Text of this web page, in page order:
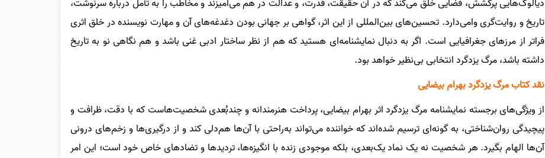
دیالوگ‌هایی پرکشش، فضایی خلق می‌کند که در آن حقیقت، قدرت، و عدالت در هم می‌آمیزند و مخاطب را به تأمل درباره سرنوشت،
تاریخ و روایت‌گری وا‌می‌دارد. تحسین‌های بین‌المللی از این اثر، گواهی بر جهانی بودن دغدغه‌های آن و مهارت نویسنده در خلق اثری
فراتر از مرزهای جغرافیایی است. اگر به دنبال نمایشنامه‌ای هستید که هم از نظر ساختار ادبی غنی باشد و هم نگاهی نو به تاریخ
داشته باشد، مرگ یزدگرد انتخابی بی‌نظیر خواهد بود.
نقد کتاب مرگ یزدگرد بهرام بیضایی
از ویژگی‌های برجسته نمایشنامه مرگ یزدگرد اثر بهرام بیضایی، پرداخت هنرمندانه و چندبُعدی شخصیت‌هاست که با دقت، ظرافت و
پیچیدگی روان‌شناختی، به گونه‌ای ترسیم شده‌اند که خواننده می‌تواند به‌راحتی با آن‌ها هم‌دلی کند و از درگیری‌ها و زخم‌های درونی
آن‌ها الهام بگیرد. هر شخصیت نه یک نماد یک‌بعدی، بلکه موجودی زنده با انگیزه‌ها، تردیدها و تضادهای خاص خود است؛ این امر